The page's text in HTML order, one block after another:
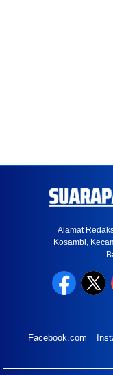
Alamat
Kosambi,
Facebook.com